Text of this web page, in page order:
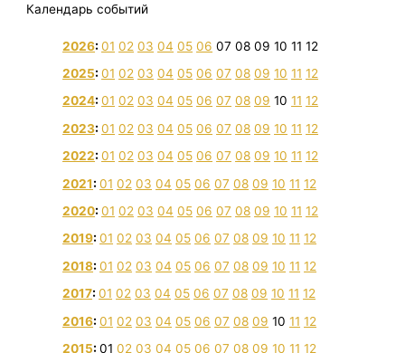
Календарь событий
2026:01 02 03 04 05 06 07 08 09 10 11 12
2025:01 02 03 04 05 06 07 08 09 10 11 12
2024:01 02 03 04 05 06 07 08 09 10 11 12
2023:01 02 03 04 05 06 07 08 09 10 11 12
2022:01 02 03 04 05 06 07 08 09 10 11 12
2021:01 02 03 04 05 06 07 08 09 10 11 12
2020:01 02 03 04 05 06 07 08 09 10 11 12
2019:01 02 03 04 05 06 07 08 09 10 11 12
2018:01 02 03 04 05 06 07 08 09 10 11 12
2017:01 02 03 04 05 06 07 08 09 10 11 12
2016:01 02 03 04 05 06 07 08 09 10 11 12
2015:01 02 03 04 05 06 07 08 09 10 11 12